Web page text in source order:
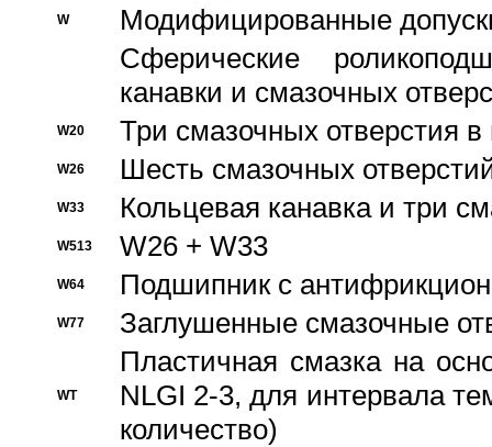
W
Модифицированные
Сферические
канавки и смазочных
W20 Три смазочных отверстия
W26 Шесть смазочных
W33 Кольцевая канавка и три
W513 W26 + W33
W64 Подшипник с
W77 Заглушенные смазочные
WT
Пластичная смазка на
NLGI 2-3, для интервала
количество)